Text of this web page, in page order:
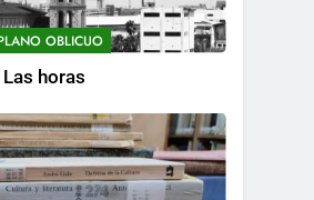
OBLICUO
Las horas